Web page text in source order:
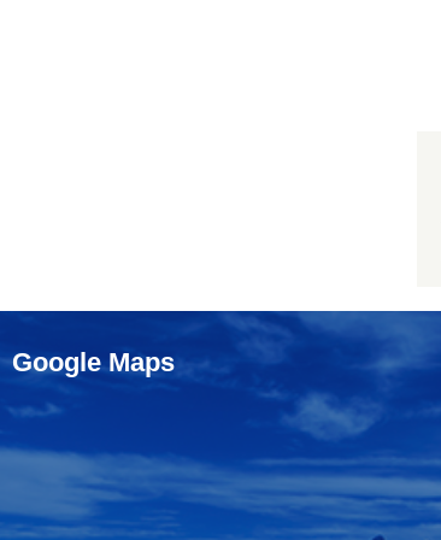
Google Maps